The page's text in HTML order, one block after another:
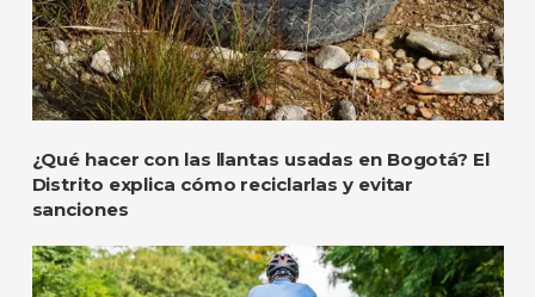
¿Qué hacer con las llantas usadas en Bogotá? El
Distrito explica cómo reciclarlas y evitar
sanciones